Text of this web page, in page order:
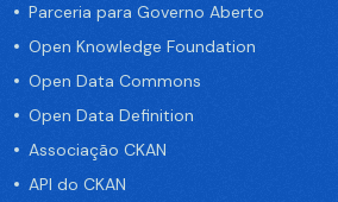
Parceria para Governo Aberto
Open Knowledge Foundation
Open Data Commons
Open Data Definition
Associação CKAN
API do CKAN